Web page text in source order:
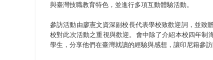
與臺灣技職教育特色，並進行多項互動體驗活動。
參訪活動由廖憲文資深副校長代表學校致歡迎詞，並致
校對此次活動之重視與歡迎。會中除了介紹本校四年
學生，分享他們在臺灣就讀的經驗與感想，讓印尼籍參